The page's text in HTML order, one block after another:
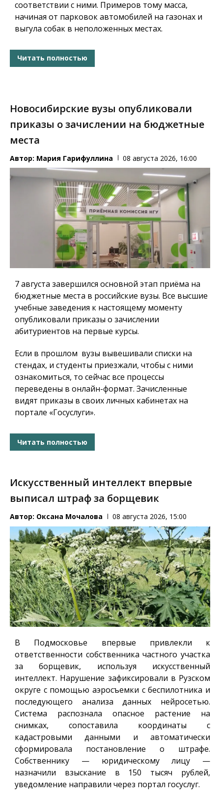
соответствии с ними. Примеров тому масса,
начиная от парковок автомобилей на газонах и
выгула собак в неположенных местах.
Читать полностью
Новосибирские вузы опубликовали
приказы о зачислении на бюджетные
места
Автор: Мария Гарифуллина 08 августа 2026, 16:00
7 августа завершился основной этап приёма на
бюджетные места в российские вузы. Все высшие
учебные заведения к настоящему моменту
опубликовали приказы о зачислении
абитуриентов на первые курсы.
Если в прошлом вузы вывешивали списки на
стендах, и студенты приезжали, чтобы с ними
ознакомиться, то сейчас все процессы
переведены в онлайн-формат. Зачисленные
видят приказы в своих личных кабинетах на
портале «Госуслуги».
Читать полностью
Искусственный интеллект впервые
выписал штраф за борщевик
Автор: Оксана Мочалова 08 августа 2026, 15:00
В Подмосковье впервые привлекли к
ответственности собственника частного участка
за борщевик, используя искусственный
интеллект. Нарушение зафиксировали в Рузском
округе с помощью аэросъемки с беспилотника и
последующего анализа данных нейросетью.
Система распознала опасное растение на
снимках, сопоставила координаты с
кадастровыми данными и автоматически
сформировала постановление о штрафе.
Собственнику — юридическому лицу —
назначили взыскание в 150 тысяч рублей,
уведомление направили через портал госуслуг.